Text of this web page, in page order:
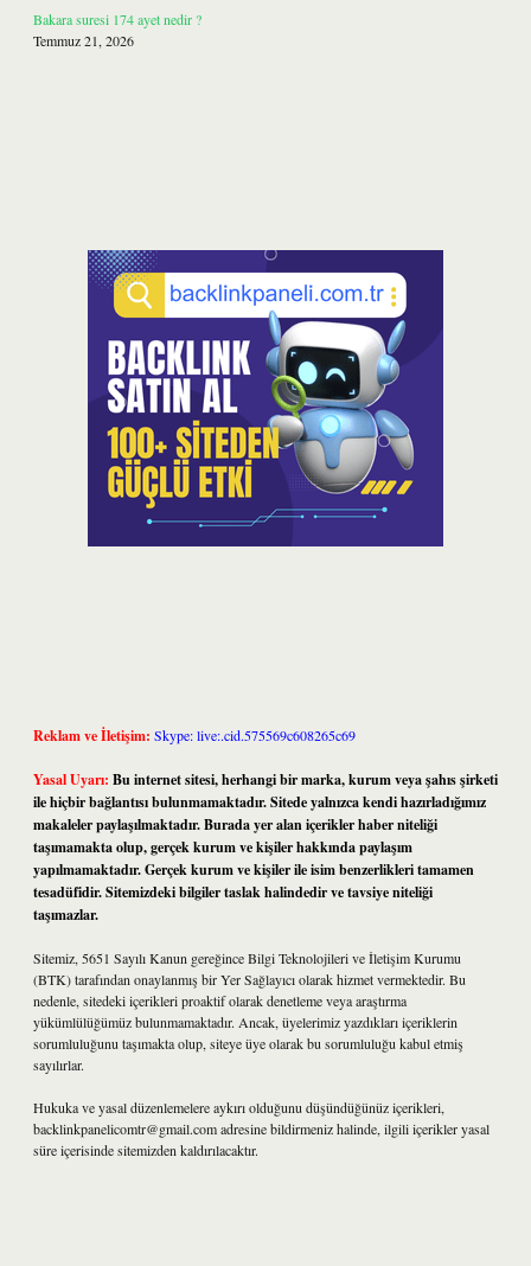
Bakara suresi 174 ayet nedir ?
Temmuz 21, 2026
Reklam ve İletişim: Skype: live:.cid.575569c608265c69
Yasal Uyarı: Bu internet sitesi, herhangi bir marka, kurum veya şahıs şirketi
ile hiçbir bağlantısı bulunmamaktadır. Sitede yalnızca kendi hazırladığımız
makaleler paylaşılmaktadır. Burada yer alan içerikler haber niteliği
taşımamakta olup, gerçek kurum ve kişiler hakkında paylaşım
yapılmamaktadır. Gerçek kurum ve kişiler ile isim benzerlikleri tamamen
tesadüfidir. Sitemizdeki bilgiler taslak halindedir ve tavsiye niteliği
taşımazlar.
Sitemiz, 5651 Sayılı Kanun gereğince Bilgi Teknolojileri ve İletişim Kurumu
(BTK) tarafından onaylanmış bir Yer Sağlayıcı olarak hizmet vermektedir. Bu
nedenle, sitedeki içerikleri proaktif olarak denetleme veya araştırma
yükümlülüğümüz bulunmamaktadır. Ancak, üyelerimiz yazdıkları içeriklerin
sorumluluğunu taşımakta olup, siteye üye olarak bu sorumluluğu kabul etmiş
sayılırlar.
Hukuka ve yasal düzenlemelere aykırı olduğunu düşündüğünüz içerikleri,
backlinkpanelicomtr@gmail.comadresine bildirmeniz halinde, ilgili içerikler yasal
süre içerisinde sitemizden kaldırılacaktır.